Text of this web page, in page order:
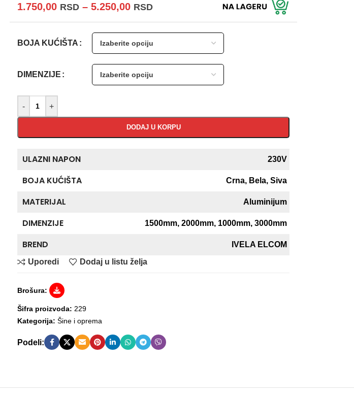
1.750,00 RSD – 5.250,00 RSD
BOJA KUĆIŠTA
DIMENZIJE
- +
DODAJ U KORPU
ULAZNI NAPON 230V
BOJA KUĆIŠTA Crna, Bela, Siva
MATERIJAL Aluminijum
DIMENZIJE 1500mm, 2000mm, 1000mm, 3000mm
BREND
IVELA ELCOM
Uporedi
Dodaj u listu želja
Brošura:
Šifra proizvoda: 229
Kategorija: Šine i oprema
Podeli: